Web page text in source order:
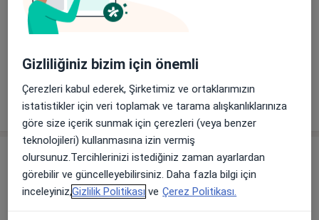
Gastroenteroloji, İç hastalıkları
Randevu talep et
Gizliliğiniz bizim için önemli
Çerezleri kabul ederek, Şirketimiz ve ortaklarımızın
istatistikler için veri toplamak ve tarama alışkanlıklarınıza
göre size içerik sunmak için çerezleri (veya benzer
teknolojileri) kullanmasına izin vermiş
olursunuz.Tercihlerinizi istediğiniz zaman ayarlardan
görebilir ve güncelleyebilirsiniz. Daha fazla bilgi için
inceleyiniz,Gizlilik Politikası ve Çerez Politikası.